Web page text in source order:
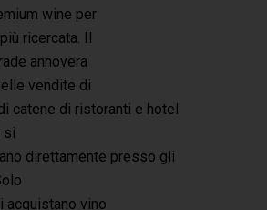
wine per
ricercata. Il
annovera
vendite di
catene di ristoranti e hotel
si
direttamente presso gli
acquistano vino